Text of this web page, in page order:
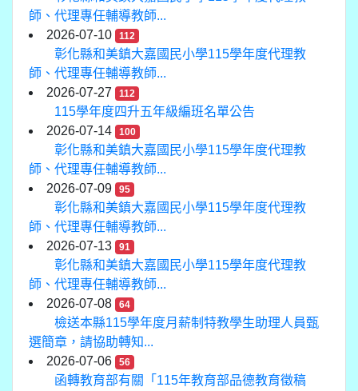
師、代理專任輔導教師...
2026-07-10
112
彰化縣和美鎮大嘉國民小學115學年度代理教
師、代理專任輔導教師...
2026-07-27
112
115學年度四升五年級編班名單公告
2026-07-14
100
彰化縣和美鎮大嘉國民小學115學年度代理教
師、代理專任輔導教師...
2026-07-09
95
彰化縣和美鎮大嘉國民小學115學年度代理教
師、代理專任輔導教師...
2026-07-13
91
彰化縣和美鎮大嘉國民小學115學年度代理教
師、代理專任輔導教師...
2026-07-08
64
檢送本縣115學年度月薪制特教學生助理人員甄
選簡章，請協助轉知...
2026-07-06
56
函轉教育部有關「115年教育部品德教育徵稿